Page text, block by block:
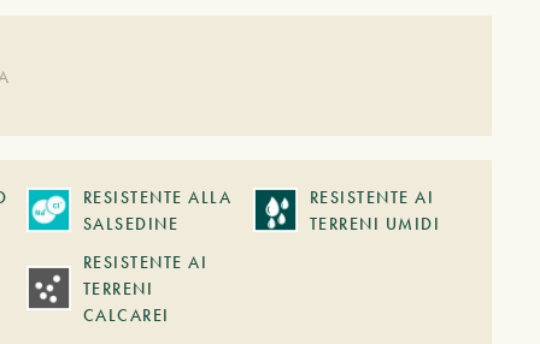
RESISTENTE ALLA
SALSEDINE
RESISTENTE AI
TERRENI UMIDI
RESISTENTE AI
TERRENI
CALCAREI